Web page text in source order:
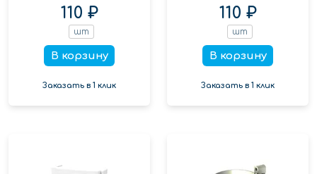
110 ₽
шт
В корзину
Заказать в 1 клик
110 ₽
шт
В корзину
Заказать в 1 клик